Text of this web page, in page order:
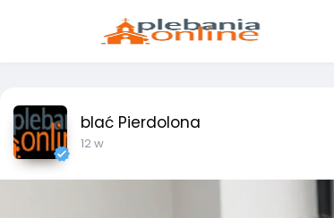
blać Pierdolona
12 w